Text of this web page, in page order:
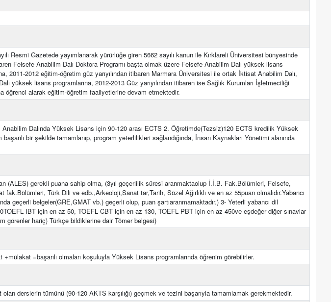
Resmi Gazetede yayımlanarak yürürlüğe giren 5662 sayılı kanun ile Kırklareli Üniversitesi bünyesinde
Felsefe Anabilim Dalı Doktora Programı başta olmak üzere Felsefe Anabilim Dalı yüksek lisans
2011-2012 eğitim-öğretim güz yarıyılından itibaren Marmara Üniversitesi ile ortak İktisat Anabilim Dalı,
yüksek lisans programlarına, 2012-2013 Güz yarıyılından itibaren ise Sağlık Kurumları İşletmeciliği
öğrenci alarak eğitim-öğretim faaliyetlerine devam etmektedir.
Dalında Yüksek Lisans için 90-120 arası ECTS 2. Öğretimde(Tezsiz)120 ECTS kredilik Yüksek
bir şekilde tamamlanıp, program yeterlilikleri sağlandığında, İnsan Kaynakları Yönetimi alanında
(ALES) gerekli puana sahip olma, (3yıl geçerlilik süresi aranmaktaolup İ.İ.B. Fak.Bölümleri, Felsefe,
Türk Dili ve edb.,Arkeoloji,Sanat tar,Tarih, Sözel Ağırlıklı ve en az 55puan olmalıdır.Yabancı
geçerli belgeler(GRE,GMAT vb.) geçerli olup, puan şartıaranmamaktadır.) 3- Yeterli yabancı dil
IBT için en az 50, TOEFL CBT için en az 130, TOEFL PBT için en az 450ve eşdeğer diğer sınavlar
görenler hariç) Türkçe bildiklerine dair Tömer belgesi)
=başarılı olmaları koşuluyla Yüksek Lisans programlarında öğrenim görebilirler.
derslerin tümünü (90-120 AKTS karşılığı) geçmek ve tezini başarıyla tamamlamak gerekmektedir.